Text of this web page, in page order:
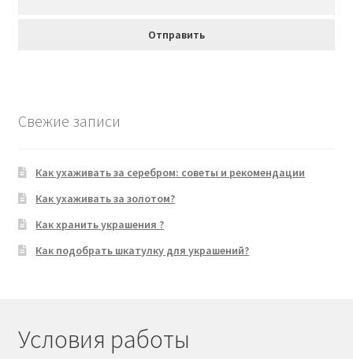
Свежие записи
Как ухаживать за серебром: советы и рекомендации
Как ухаживать за золотом?
Как хранить украшения ?
Как подобрать шкатулку для украшений?
Условия работы